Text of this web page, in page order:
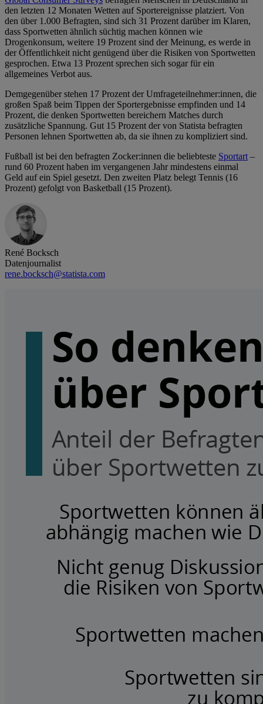
den letzten 12 Monaten Wetten auf Sportereignisse platziert. Von
den über 1.000 Befragten, sind sich 31 Prozent darüber im Klaren,
dass Sportwetten ähnlich süchtig machen können wie
Drogenkonsum, weitere 19 Prozent sind der Meinung, es werde in
der Öffentlichkeit nicht genügend über die Risiken von Sportwetten
gesprochen. Etwa 13 Prozent sprechen sich sogar für ein
allgemeines Verbot aus.
Demgegenüber stehen 17 Prozent der Umfrageteilnehmer:innen, die
großen Spaß beim Tippen der Sportergebnisse empfinden und 14
Prozent, die denken Sportwetten bereichern Matches durch
zusätzliche Spannung. Gut 15 Prozent der von Statista befragten
Personen lehnen Sportwetten ab, da sie ihnen zu kompliziert sind.
Fußball ist bei den befragten Zocker:innen die beliebteste Sportart–
rund 60 Prozent haben im vergangenen Jahr mindestens einmal
Geld auf ein Spiel gesetzt. Den zweiten Platz belegt Tennis (16
Prozent) gefolgt von Basketball (15 Prozent).
René Bocksch
Datenjournalist
rene.bocksch@statista.com